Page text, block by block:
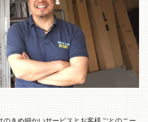
のきめ細かいサービスとお客様ごとのニー